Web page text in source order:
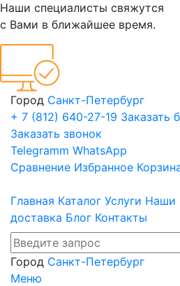
Наши специалисты свяжутся
с Вами в ближайшее время.
Город Санкт-Петербург
+ 7 (812) 640-27-19 Заказать
Заказать звонок
Telegramm WhatsApp
Сравнение Избранное
Главная Каталог Услуги Наши
доставка Блог Контакты
Город Санкт-Петербург
Меню